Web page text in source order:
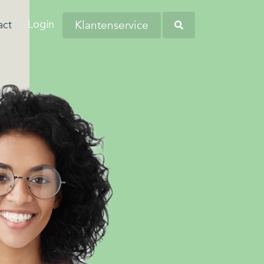
Dit komt
de woonlasten in
hoog zijn…
kampen met
persoonlijke financiële
zorgen?
en andere
omtrent
regio's. Kom bij ons
en wellicht word jij onze
collega!
Login Klantenservice